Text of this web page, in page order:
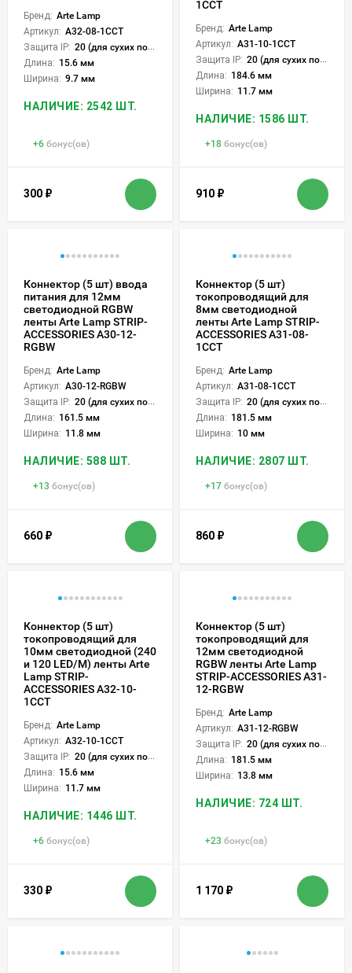
Бренд: Arte Lamp
Артикул: A32-08-1CCT
Защита IP: 20 (для сухих пом.)
Длина: 15.6 мм
Ширина: 9.7 мм
НАЛИЧИЕ: 2542 ШТ.
+6 бонус(ов)
300 ₽
1CCT
Бренд: Arte Lamp
Артикул: A31-10-1CCT
Защита IP: 20 (для сухих пом.)
Длина: 184.6 мм
Ширина: 11.7 мм
НАЛИЧИЕ: 1586 ШТ.
+18 бонус(ов)
910 ₽
Коннектор (5 шт) ввода
питания для 12мм
светодиодной RGBW
ленты Arte Lamp STRIP-
ACCESSORIES A30-12-
RGBW
Бренд: Arte Lamp
Артикул: A30-12-RGBW
Защита IP: 20 (для сухих пом.)
Длина: 161.5 мм
Ширина: 11.8 мм
НАЛИЧИЕ: 588 ШТ.
+13 бонус(ов)
660 ₽
Коннектор (5 шт)
токопроводящий для
8мм светодиодной
ленты Arte Lamp STRIP-
ACCESSORIES A31-08-
1CCT
Бренд: Arte Lamp
Артикул: A31-08-1CCT
Защита IP: 20 (для сухих пом.)
Длина: 181.5 мм
Ширина: 10 мм
НАЛИЧИЕ: 2807 ШТ.
+17 бонус(ов)
860 ₽
Коннектор (5 шт)
токопроводящий для
10мм светодиодной (240
и 120 LED/M) ленты Arte
Lamp STRIP-
ACCESSORIES A32-10-
1CCT
Бренд: Arte Lamp
Артикул: A32-10-1CCT
Защита IP: 20 (для сухих пом.)
Длина: 15.6 мм
Ширина: 11.7 мм
НАЛИЧИЕ: 1446 ШТ.
+6 бонус(ов)
330 ₽
Коннектор (5 шт)
токопроводящий для
12мм светодиодной
RGBW ленты Arte Lamp
STRIP-ACCESSORIES A31-
12-RGBW
Бренд: Arte Lamp
Артикул: A31-12-RGBW
Защита IP: 20 (для сухих пом.)
Длина: 181.5 мм
Ширина: 13.8 мм
НАЛИЧИЕ: 724 ШТ.
+23 бонус(ов)
1 170 ₽